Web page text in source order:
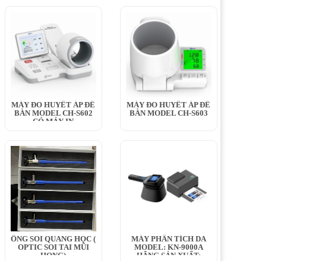
MÁY ĐO HUYẾT ÁP ĐỂ
BÀN MODEL CH-S602
CÓ MÁY IN
MÁY ĐO HUYẾT ÁP ĐỂ
BÀN MODEL CH-S603
ỐNG SOI QUANG HỌC (
OPTIC SOI TAI MŨI
HỌNG)
MÁY PHÂN TÍCH DA
MODEL: KN-9000A
HÃNG SẢN XUẤT: